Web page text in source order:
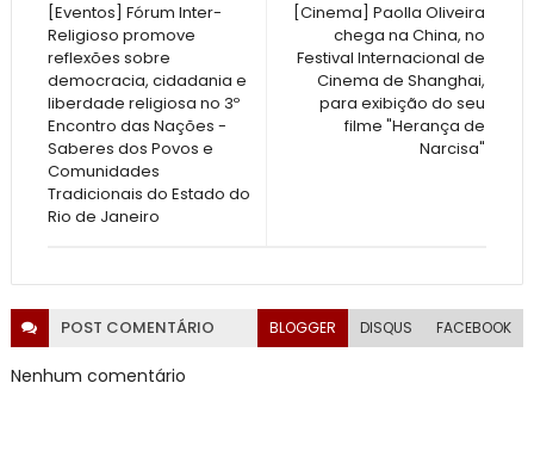
[Cinema] Paolla Oliveira
chega na China, no
Festival Internacional de
Cinema de Shanghai,
para exibição do seu
filme "Herança de
Narcisa"
[Eventos] Fórum Inter-
Religioso promove
reflexões sobre
democracia, cidadania e
liberdade religiosa no 3º
Encontro das Nações -
Saberes dos Povos e
Comunidades
Tradicionais do Estado do
Rio de Janeiro
POST COMENTÁRIO BLOGGER DISQUS FACEBOOK
Nenhum comentário